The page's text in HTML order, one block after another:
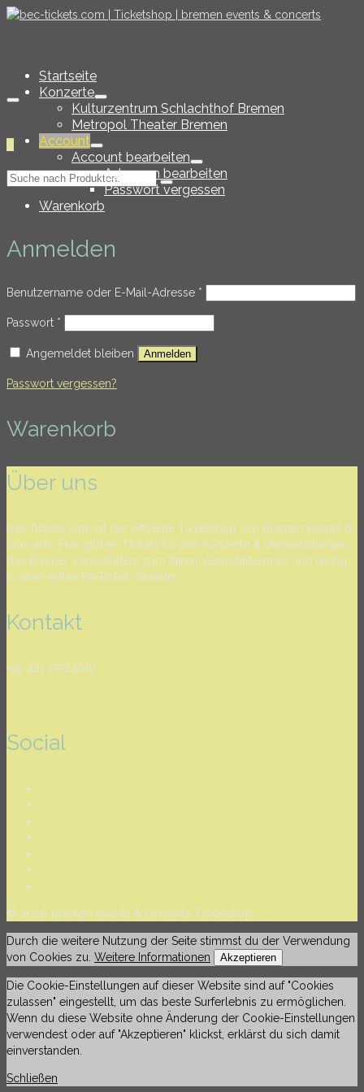
0
Suche
Startseite
Konzerte
Kulturzentrum Schlachthof Bremen
Metropol Theater Bremen
Account
Account bearbeiten
Adressen bearbeiten
Passwort vergessen
Warenkorb
Anmelden
Benutzername oder E-Mail-Adresse *
Passwort *
Angemeldet bleiben Anmelden
Passwort vergessen?
Warenkorb
Über uns
bec-tickets.com ist der offizielle Ticketshop von bremen events &
concerts. Hier gibt es Tickets für alle Konzerte & Veranstaltungen
des Bremer Veranstalters zum fairen Veranstalterpreis und häufig
in einer edlen FanTicket Variante.
Kontakt
+49 421 17524019
Social
© 2026 bremen events & concerts Ticketshop
Durch die weitere Nutzung der Seite stimmst du der Verwendung
von Cookies zu. Weitere Informationen Akzeptieren
Die Cookie-Einstellungen auf dieser Website sind auf "Cookies
zulassen" eingestellt, um das beste Surferlebnis zu ermöglichen.
Wenn du diese Website ohne Änderung der Cookie-Einstellungen
verwendest oder auf "Akzeptieren" klickst, erklärst du sich damit
einverstanden.
Schließen